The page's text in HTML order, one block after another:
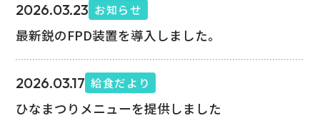
2026.03.23 お知らせ
最新鋭のFPD装置を導入しました。
2026.03.17 給食だより
ひなまつりメニューを提供しました